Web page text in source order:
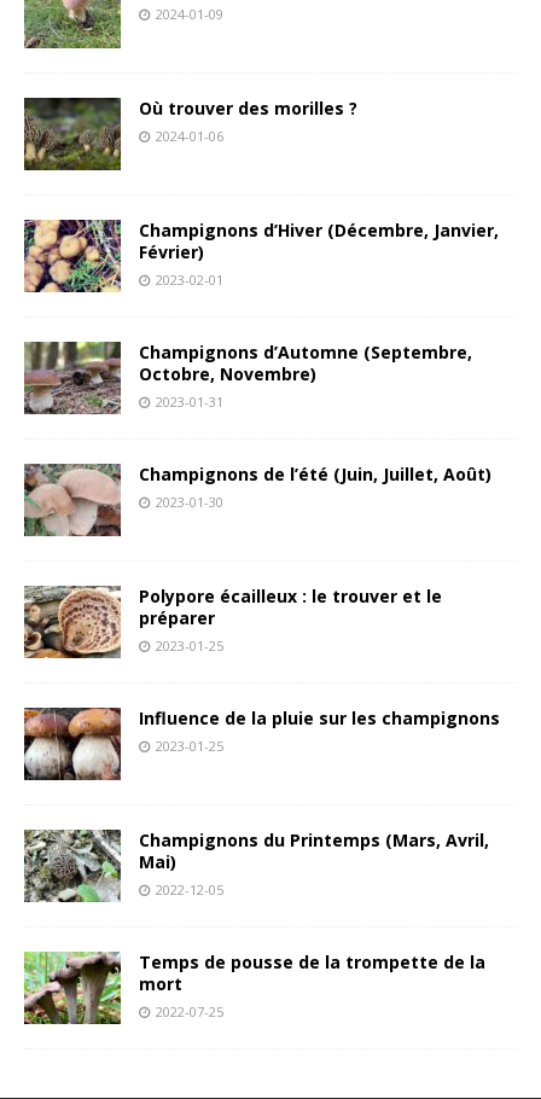
2024-01-09
Où trouver des morilles ?
2024-01-06
Champignons d’Hiver (Décembre, Janvier,
Février)
2023-02-01
Champignons d’Automne (Septembre,
Octobre, Novembre)
2023-01-31
Champignons de l’été (Juin, Juillet, Août)
2023-01-30
Polypore écailleux : le trouver et le
préparer
2023-01-25
Influence de la pluie sur les champignons
2023-01-25
Champignons du Printemps (Mars, Avril,
Mai)
2022-12-05
Temps de pousse de la trompette de la
mort
2022-07-25